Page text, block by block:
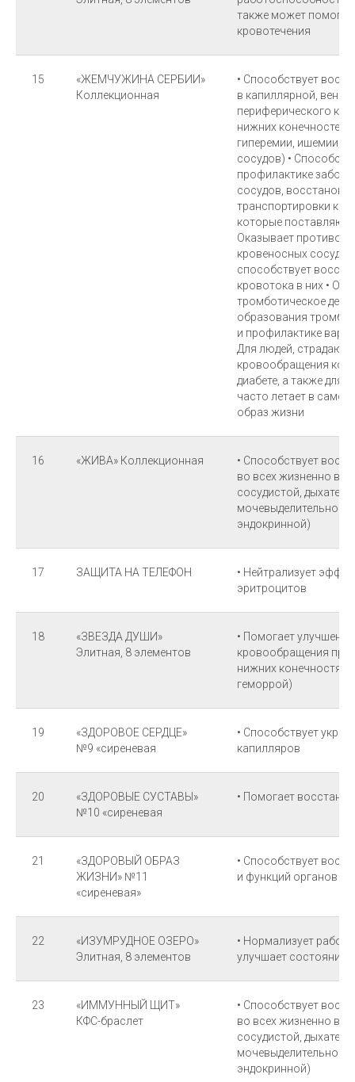
также может
кровотечения
15
«ЖЕМЧУЖИНА СЕРБИИ»
Коллекционная
• Способствует
в капиллярной,
периферического
нижних конечностей
гиперемии, ишемии,
сосудов) •
профилактике
сосудов,
транспортировки
которые поставляют
Оказывает
кровеносных
способствует
кровотока в них •
тромботическое
образования
и профилактике
Для людей,
кровообращения
диабете, а также для
часто летает в
образ жизни
16 «ЖИВА» Коллекционная
• Способствует
во всех жизненно
сосудистой,
мочевыделительной,
эндокринной)
17 ЗАЩИТА НА ТЕЛЕФОН
• Нейтрализует
эритроцитов
18
«ЗВЕЗДА ДУШИ»
Элитная, 8 элементов
• Помогает
кровообращения при
нижних конечностях,
геморрой)
19
«ЗДОРОВОЕ СЕРДЦЕ»
№9 «сиреневая
• Способствует
капилляров
20
«ЗДОРОВЫЕ СУСТАВЫ»
№10 «сиреневая
• Помогает
21
«ЗДОРОВЫЙ ОБРАЗ
ЖИЗНИ» №11
«сиреневая»
• Способствует
и функций органов
22
«ИЗУМРУДНОЕ ОЗЕРО»
Элитная, 8 элементов
• Нормализует
улучшает состояние
23
«ИММУННЫЙ ЩИТ»
КФС-браслет
• Способствует
во всех жизненно
сосудистой,
мочевыделительной,
эндокринной)